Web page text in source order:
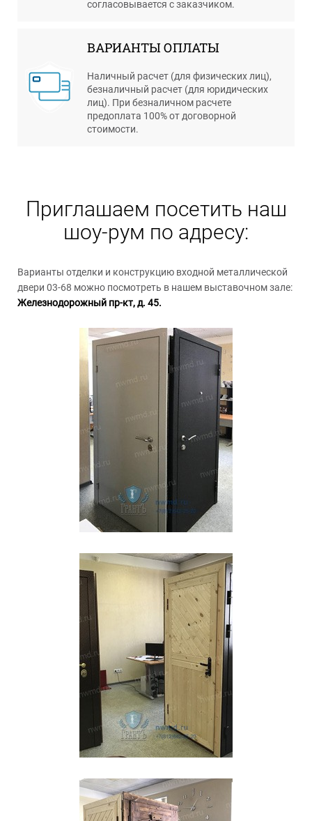
согласовывается с заказчиком.
ВАРИАНТЫ ОПЛАТЫ
Наличный расчет (для физических лиц),
безналичный расчет (для юридических
лиц). При безналичном расчете
предоплата 100% от договорной
стоимости.
Приглашаем посетить наш
шоу-рум по адресу:
Варианты отделки и конструкцию входной металлической
двери 03-68 можно посмотреть в нашем выставочном зале:
Железнодорожный пр-кт, д. 45.